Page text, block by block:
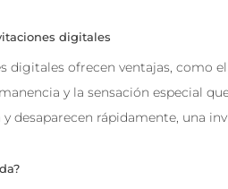
digitales
digitales ofrecen ventajas, como
y la sensación especial
desaparecen rápidamente, una